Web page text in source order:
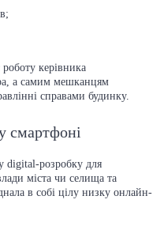
керівника
а самим мешканцям
справами будинку.
смартфоні
digital-розробку для
міста чи селища та
в собі цілу низку онлайн-